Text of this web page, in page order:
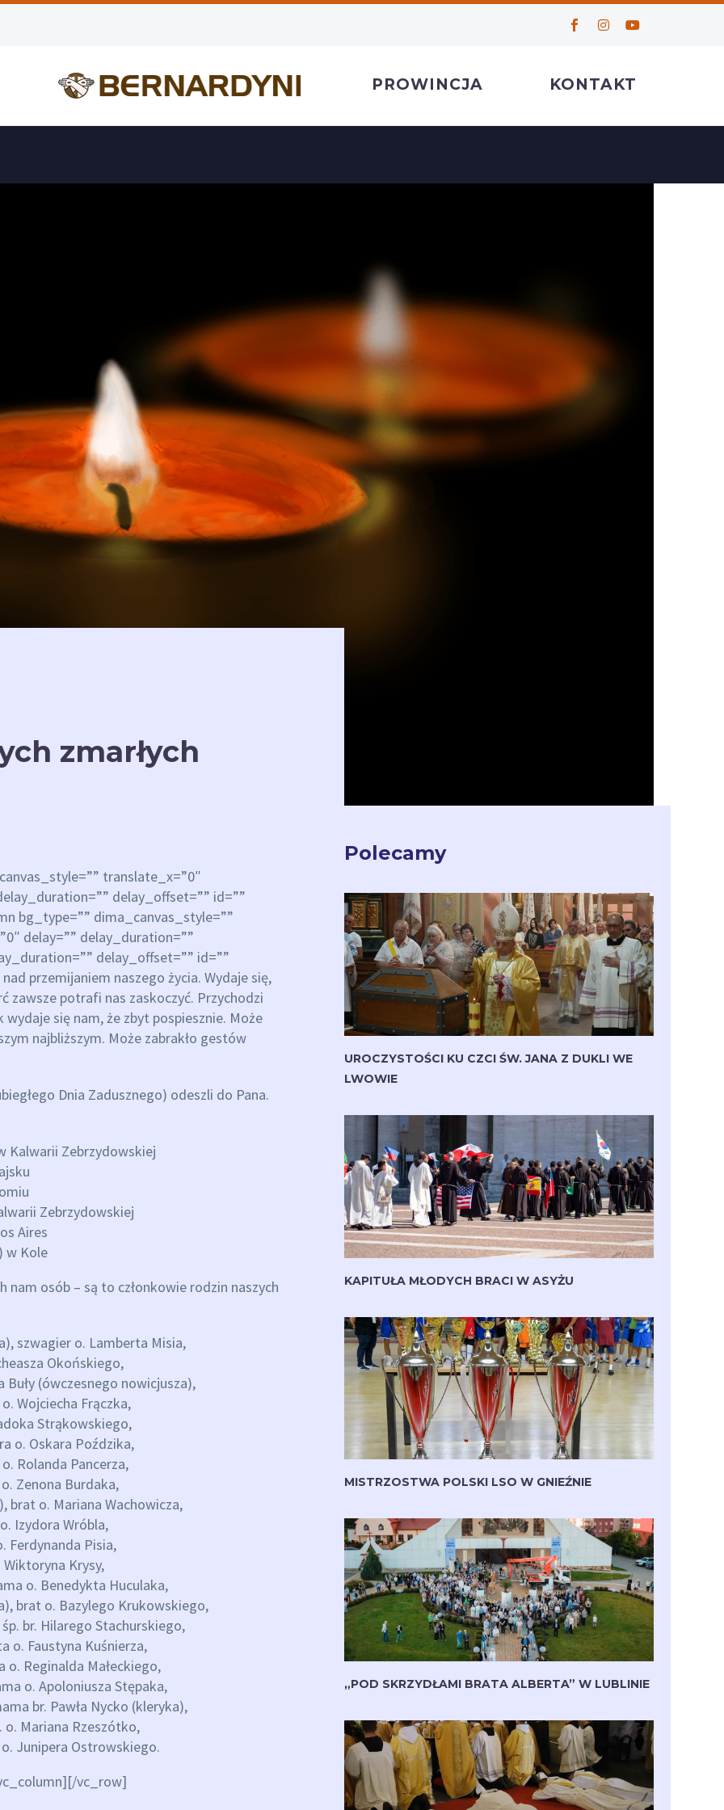
PROWINCJA KONTAKT
zmarłych
translate_x=”0″
delay_offset=”” id=””
bg_type=”” dima_canvas_style=””
delay=”” delay_duration=””
delay_offset=”” id=””
przemijaniem naszego życia. Wydaje się,
zawsze potrafi nas zaskoczyć. Przychodzi
się nam, że zbyt pospiesznie. Może
najbliższym. Może zabrakło gestów
Dnia Zadusznego) odeszli do Pana.
Kalwarii Zebrzydowskiej
Zebrzydowskiej
Aires
w Kole
osób – są to członkowie rodzin naszych
szwagier o. Lamberta Misia,
Okońskiego,
Buły (ówczesnego nowicjusza),
Wojciecha Frączka,
Strąkowskiego,
o. Oskara Poździka,
Rolanda Pancerza,
Zenona Burdaka,
brat o. Mariana Wachowicza,
Izydora Wróbla,
Ferdynanda Pisia,
Krysy,
o. Benedykta Huculaka,
brat o. Bazylego Krukowskiego,
br. Hilarego Stachurskiego,
o. Faustyna Kuśnierza,
Reginalda Małeckiego,
o. Apoloniusza Stępaka,
br. Pawła Nycko (kleryka),
Mariana Rzeszótko,
Junipera Ostrowskiego.
vc_row]
Polecamy
UROCZYSTOŚCI KU CZCI ŚW. JANA Z DUKLI WE
LWOWIE
KAPITUŁA MŁODYCH BRACI W ASYŻU
MISTRZOSTWA POLSKI LSO W GNIEŹNIE
„POD SKRZYDŁAMI BRATA ALBERTA” W LUBLINIE